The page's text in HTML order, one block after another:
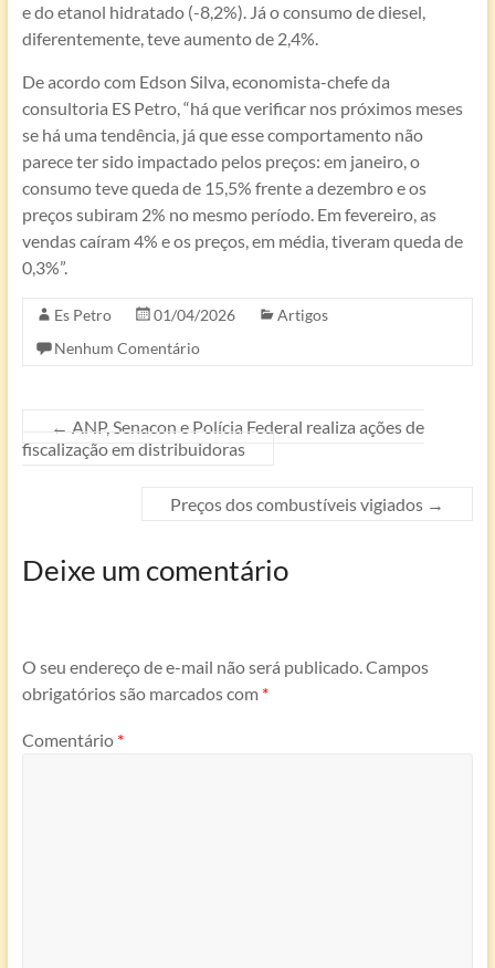
e do etanol hidratado (-8,2%). Já o consumo de diesel,
diferentemente, teve aumento de 2,4%.
De acordo com Edson Silva, economista-chefe da
consultoria ES Petro, “há que verificar nos próximos meses
se há uma tendência, já que esse comportamento não
parece ter sido impactado pelos preços: em janeiro, o
consumo teve queda de 15,5% frente a dezembro e os
preços subiram 2% no mesmo período. Em fevereiro, as
vendas caíram 4% e os preços, em média, tiveram queda de
0,3%”.
Es Petro 01/04/2026
Artigos
Nenhum Comentário
← ANP, Senacon e Polícia Federal realiza ações de
fiscalização em distribuidoras
Preços dos combustíveis vigiados →
Deixe um comentário
O seu endereço de e-mail não será publicado.Campos
obrigatórios são marcados com *
Comentário *